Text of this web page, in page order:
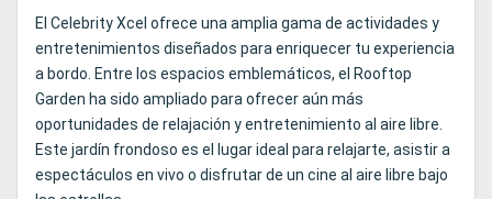
El Celebrity Xcel ofrece una amplia gama de actividades y
entretenimientos diseñados para enriquecer tu experiencia
a bordo. Entre los espacios emblemáticos, el Rooftop
Garden ha sido ampliado para ofrecer aún más
oportunidades de relajación y entretenimiento al aire libre.
Este jardín frondoso es el lugar ideal para relajarte, asistir a
espectáculos en vivo o disfrutar de un cine al aire libre bajo